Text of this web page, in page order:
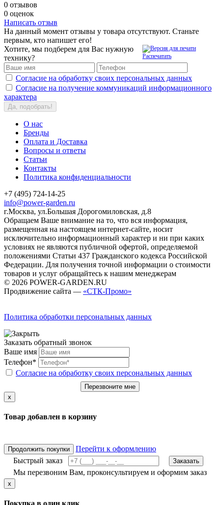
0 отзывов
0 оценок
Написать отзыв
На данный момент отзывы у товара отсутствуют. Станьте
первым, кто напишет его!
Распечатать
Хотите, мы подберем для Вас нужную
технику?
Согласие на обработку своих персональных данных
Согласие на получение коммуникаций информационного
характера
Да, подобрать!
О нас
Бренды
Оплата и Доставка
Вопросы и ответы
Статьи
Контакты
Политика конфиденциальности
+7 (495) 724-14-25
info@power-garden.ru
г.Москва, ул.Большая Дорогомиловская, д.8
Обращаем Ваше внимание на то, что вся информация,
размещенная на настоящем интернет-сайте, носит
исключительно информационный характер и ни при каких
условиях не являются публичной офертой, определяемой
положениями Статьи 437 Гражданского кодекса Российской
Федерации. Для получения точной информации о стоимости
товаров и услуг обращайтесь к нашим менеджерам
© 2026 POWER-GARDEN.RU
Продвижение сайта — «СТК-Промо»
Политика обработки персональных данных
Заказать обратный звонок
Ваше имя
Телефон*
Согласие на обработку своих персональных данных
Перезвоните мне
x
Товар добавлен в корзину
Продолжить покупки
Перейти к оформлению
Быстрый заказ
Заказать
Мы перезвоним Вам, проконсультируем и оформим заказ
x
Покупка в один клик